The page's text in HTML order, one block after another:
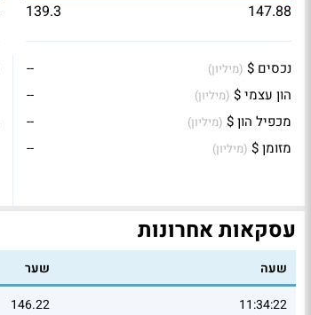
147.88
139.3
נכסים $ (מיליון)
--
הון עצמי $ (מיליון)
--
מכפיל הון $ (מיליון)
--
מזומן $ (מיליון) --
עסקאות אחרונות
שעה שער
11:34:22
146.22